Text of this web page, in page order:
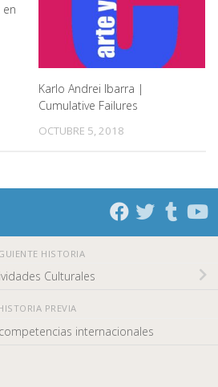
Karlo Andrei Ibarra |
Cumulative Failures
OCTUBRE 5, 2018
HISTORIA
Culturales
PREVIA
internacionales